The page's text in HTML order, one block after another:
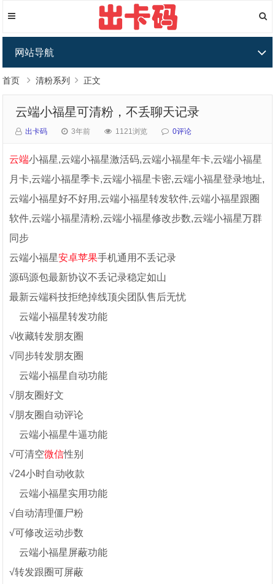
网站导航
首页 清粉系列 正文
云端小福星可清粉，不丢聊天记录
出卡码 3年前 1121浏览 0评论
云端小福星,云端小福星激活码,云端小福星年卡,云端小福星
月卡,云端小福星季卡,云端小福星卡密,云端小福星登录地址,
云端小福星好不好用,云端小福星转发软件,云端小福星跟圈
软件,云端小福星清粉,云端小福星修改步数,云端小福星万群
同步
云端小福星安卓苹果手机通用不丢记录
源码源包最新协议不丢记录稳定如山
最新云端科技拒绝掉线顶尖团队售后无忧
云端小福星转发功能
√收藏转发朋友圈
√同步转发朋友圈
云端小福星自动功能
√朋友圈好文
√朋友圈自动评论
云端小福星牛逼功能
√可清空微信性别
√24小时自动收款
云端小福星实用功能
√自动清理僵尸粉
√可修改运动步数
云端小福星屏蔽功能
√转发跟圈可屏蔽